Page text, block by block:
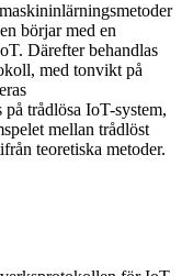
börjar med en
Därefter behandlas
med tonvikt på
trådlösa IoT-system,
mellan trådlöst
teoretiska metoder.